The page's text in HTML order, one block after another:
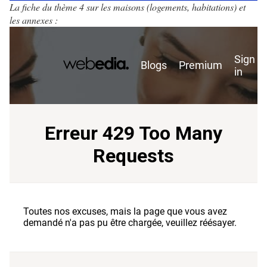
La fiche du thème 4 sur les maisons (logements, habitations) et
les annexes :